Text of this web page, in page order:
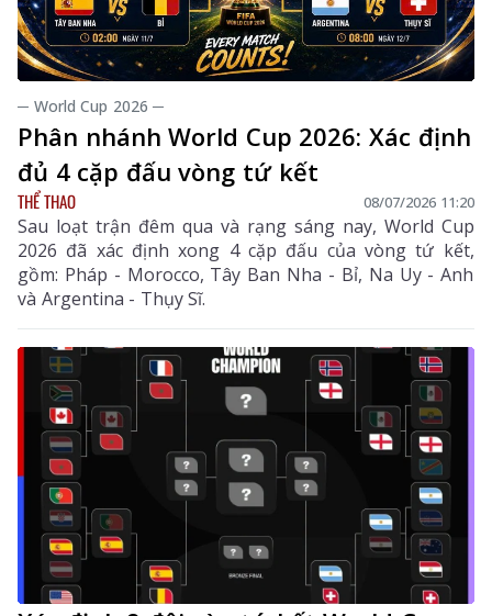
─ World Cup 2026 ─
Phân nhánh World Cup 2026: Xác định
đủ 4 cặp đấu vòng tứ kết
THỂ THAO 08/07/2026 11:20
Sau loạt trận đêm qua và rạng sáng nay, World Cup
2026 đã xác định xong 4 cặp đấu của vòng tứ kết,
gồm: Pháp - Morocco, Tây Ban Nha - Bỉ, Na Uy - Anh
và Argentina - Thụy Sĩ.